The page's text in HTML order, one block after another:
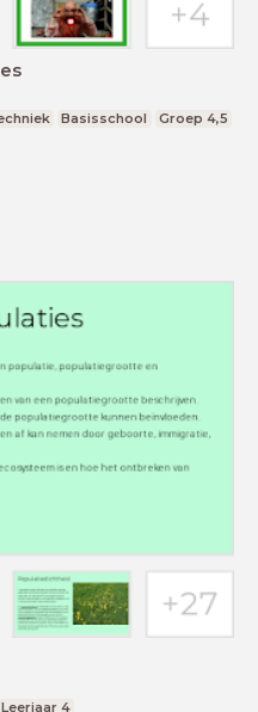
Basisschool Groep 4,5
Leerjaar 4